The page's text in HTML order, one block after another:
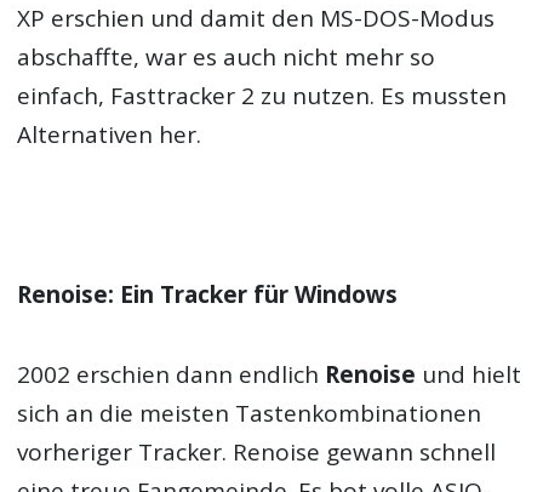
XP erschien und damit den MS-DOS-Modus
abschaffte, war es auch nicht mehr so
einfach, Fasttracker 2 zu nutzen. Es mussten
Alternativen her.
Renoise: Ein Tracker für Windows
2002 erschien dann endlich Renoise und hielt
sich an die meisten Tastenkombinationen
vorheriger Tracker. Renoise gewann schnell